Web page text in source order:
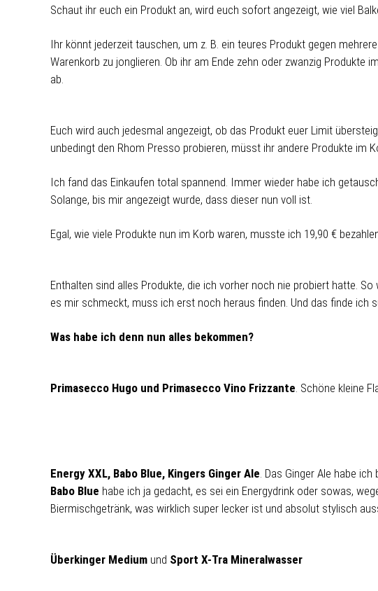
Schaut ihr euch ein Produkt an, wird euch sofort angezeigt, wie viel
Ihr könnt jederzeit tauschen, um z. B. ein teures Produkt gegen
Warenkorb zu jonglieren. Ob ihr am Ende zehn oder zwanzig Produkte
ab.
Euch wird auch jedesmal angezeigt, ob das Produkt euer Limit
unbedingt den Rhom Presso probieren, müsst ihr andere Produkte im
Ich fand das Einkaufen total spannend. Immer wieder habe ich
Solange, bis mir angezeigt wurde, dass dieser nun voll ist.
Egal, wie viele Produkte nun im Korb waren, musste ich 19,90 €
Enthalten sind alles Produkte, die ich vorher noch nie probiert hatte.
es mir schmeckt, muss ich erst noch heraus finden. Und das finde ich
Was habe ich denn nun alles bekommen?
Primasecco Hugo und Primasecco Vino Frizzante. Schöne kleine
Energy XXL, Babo Blue, Kingers Ginger Ale. Das Ginger Ale habe
Babo Blue habe ich ja gedacht, es sei ein Energydrink oder sowas,
Biermischgetränk, was wirklich super lecker ist und absolut stylisch
Überkinger Medium und Sport X-Tra Mineralwasser